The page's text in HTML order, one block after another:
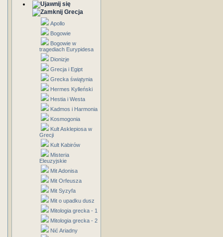
Grecja
Apollo
Bogowie
Bogowie w
tragediach Eurypidesa
Dionizje
Grecja i Egipt
Grecka świątynia
Hermes Kylleński
Hestia i Westa
Kadmos i Harmonia
Kosmogonia
Kult Asklepiosa w
Grecji
Kult Kabirów
Misteria
Eleuzyjskie
Mit Adonisa
Mit Orfeusza
Mit Syzyfa
Mit o upadku dusz
Mitologia grecka - 1
Mitologia grecka - 2
Nić Ariadny